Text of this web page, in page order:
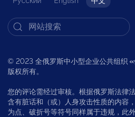
© 2023 全俄罗斯中小型企业公共组织 «
版权所有。
您的评论需经过审核。根据俄罗斯法律
含有脏话和（或）人身攻击性质的内容
为点、破折号等符号同样属于违规，此